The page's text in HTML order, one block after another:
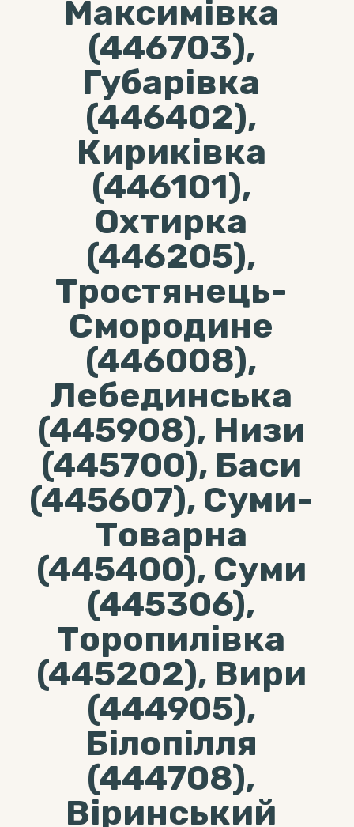
Максимівка
(446703),
Губарівка
(446402),
Кириківка
(446101),
Охтирка
(446205),
Тростянець-
Смородине
(446008),
Лебединська
(445908), Низи
(445700), Баси
(445607), Суми-
Товарна
(445400), Суми
(445306),
Торопилівка
(445202), Вири
(444905),
Білопілля
(444708),
Віринський